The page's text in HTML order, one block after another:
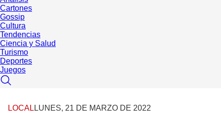
Cartones
Gossip
Cultura
Tendencias
Ciencia y Salud
Turismo
Deportes
Juegos
LOCAL LUNES, 21 DE MARZO DE 2022